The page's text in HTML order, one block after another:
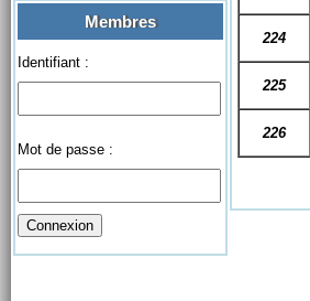
Membres
Identifiant :
Mot de passe :
224
225
226